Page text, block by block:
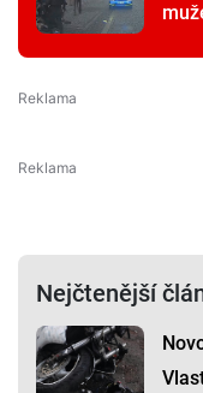
Nejčtenější